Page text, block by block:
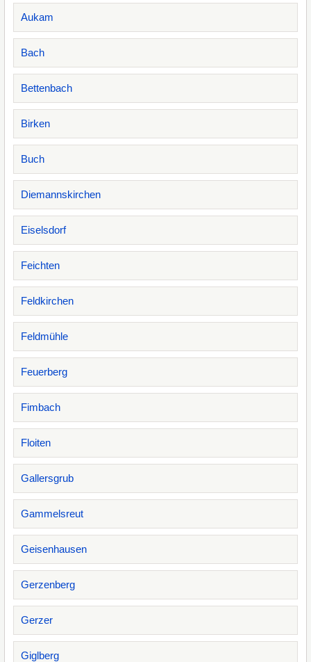
Aukam
Bach
Bettenbach
Birken
Buch
Diemannskirchen
Eiselsdorf
Feichten
Feldkirchen
Feldmühle
Feuerberg
Fimbach
Floiten
Gallersgrub
Gammelsreut
Geisenhausen
Gerzenberg
Gerzer
Giglberg